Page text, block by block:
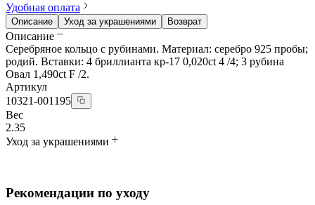
Удобная оплата
Описание Уход за украшениями Возврат
Описание
Серебряное кольцо с рубинами. Материал: серебро 925 пробы;
родий. Вставки: 4 бриллианта кр-17 0,020ct 4 /4; 3 рубина
Овал 1,490ct F /2.
Артикул
10321-001195
Вес
2.35
Уход за украшениями
Рекомендации по уходу